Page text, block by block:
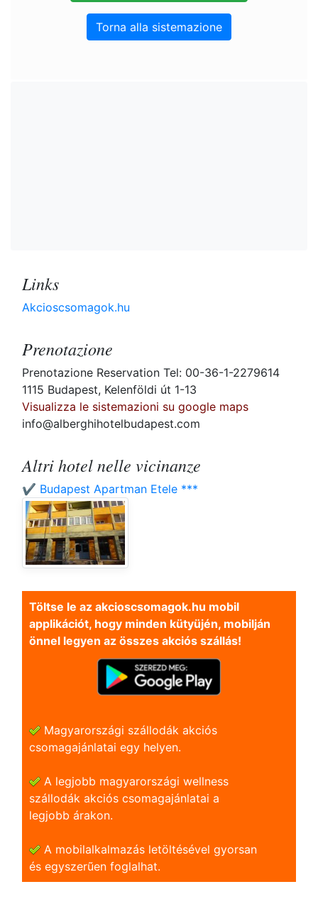
Torna alla sistemazione
Links
Akcioscsomagok.hu
Prenotazione
Prenotazione Reservation Tel: 00-36-1-2279614
1115 Budapest, Kelenföldi út 1-13
Visualizza le sistemazioni su google maps
info@alberghihotelbudapest.com
Altri hotel nelle vicinanze
✔️ Budapest Apartman Etele ***
Töltse le az akcioscsomagok.hu mobil
applikációt, hogy minden kütyüjén, mobilján
önnel legyen az összes akciós szállás!
Magyarországi szállodák akciós
csomagajánlatai egy helyen.
A legjobb magyarországi wellness
szállodák akciós csomagajánlatai a
legjobb árakon.
A mobilalkalmazás letöltésével gyorsan
és egyszerũen foglalhat.